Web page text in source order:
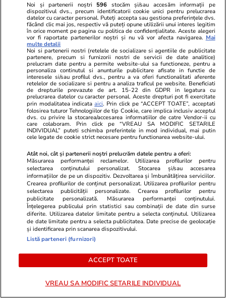
Mediafax.ro
Cutremur în România, joi după-
amiază. Unde s-a produs și ce
magnitudine a avut
StirileKanalD.ro
UPDATE Zi
Georgescu!
judecat
lovitură de
PROMO
Advertorial
Smart is the new chic: Cum ne
Advertorial
Înscrie-te
Noi și partenerii noștri 596 stocăm și/sau accesăm informații pe
dispozitivul dvs., precum identificatorii cookie unici pentru prelucrarea
datelor cu caracter personal. Puteți accepta sau gestiona preferințele dvs.
făcând clic mai jos, respectiv vă puteți opune utilizării unui interes legitim
în orice moment pe pagina cu politica de confidențialitate. Aceste alegeri
vor fi raportate partenerilor noștri și nu vă vor afecta navigarea. Mai
multe detalii
Noi si partenerii nostri (retelele de socializare si agentiile de publicitate
partenere, precum si furnizorii nostri de servicii de date analitice)
prelucram date pentru a permite website-ului sa functioneze, pentru a
personaliza continutul si anunturile publicitare afisate in functie de
interesele si/sau profilul dvs., pentru a va oferi functionalitati aferente
retelelor de socializare si pentru a analiza traficul pe website. Beneficiati
de drepturile prevazute de art. 15-22 din GDPR in legatura cu
prelucrarea datelor cu caracter personal. Aceste drepturi pot fi exercitate
prin modalitatea indicataaici. Prin click pe “ACCEPT TOATE”, acceptati
folosirea tuturor Tehnologiilor de tip Cookie, care implica inclusiv acceptul
dvs. cu privire la stocarea/accesarea informatiilor de catre Vendor-ii cu
care colaboram. Prin click pe “VREAU SA MODIFIC SETARILE
INDIVIDUAL” puteti schimba preferintele in mod individual, mai putin
cele legate de cookie strict necesare pentru functionarea website-ului.
Atât noi, cât și partenerii noștri prelucrăm datele pentru a oferi:
Măsurarea performanței reclamelor. Utilizarea profilurilor pentru
selectarea conținutului personalizat. Stocarea și/sau accesarea
informațiilor de pe un dispozitiv. Dezvoltarea și îmbunătățirea serviciilor.
Crearea profilurilor de conținut personalizat. Utilizarea profilurilor pentru
selectarea publicității personalizate. Crearea profilurilor pentru
publicitate personalizată. Măsurarea performanței conținutului.
Înțelegerea publicului prin statistici sau combinații de date din surse
diferite. Utilizarea datelor limitate pentru a selecta conținutul. Utilizarea
de date limitate pentru a selecta publicitatea. Date precise de geolocație
și identificarea prin scanarea dispozitivului.
Listă parteneri (furnizori)
ACCEPT TOATE
VREAU SA MODIFIC SETARILE INDIVIDUAL